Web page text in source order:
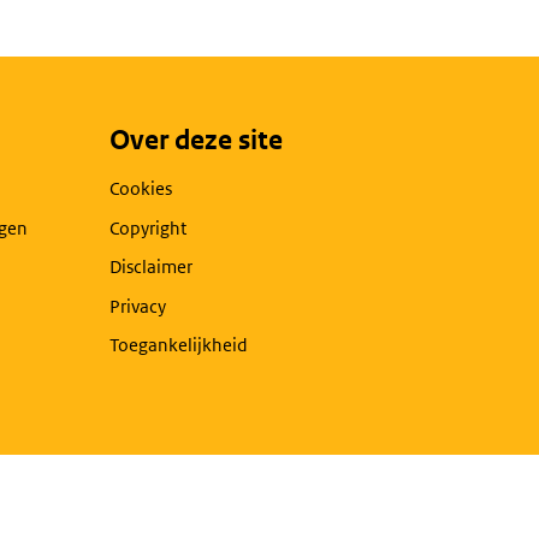
Over deze site
Cookies
Copyright
Disclaimer
Privacy
Toegankelijkheid